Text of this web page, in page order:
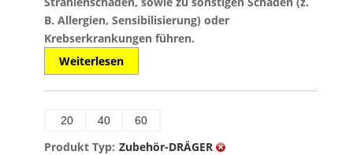
B. Allergien, Sensibilisierung) oder
Krebserkrankungen führen.
Weiterlesen
20 40 60
Produkt Typ: Zubehör-DRÄGER